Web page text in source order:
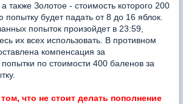
также Золотое - стоимость которого 200
будет падать от 8 до 16 яблок.
попыток произойдет в 23:59,
их всех использовать. В противном
компенсация за
по стоимости 400 баленов за
что не стоит делать пополнение